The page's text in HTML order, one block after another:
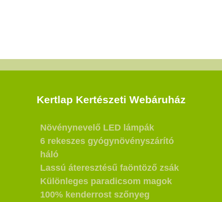
Kertlap Kertészeti Webáruház
Növénynevelő LED lámpák
6 rekeszes gyógynövényszárító
háló
Lassú áteresztésű faöntöző zsák
Különleges paradicsom magok
100% kenderrost szőnyeg